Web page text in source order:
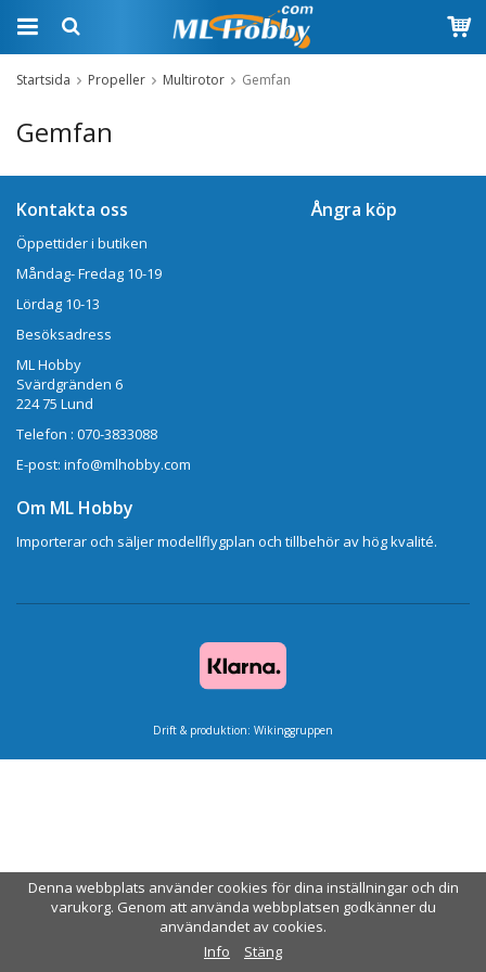
Startsida Propeller Multirotor Gemfan
Gemfan
Kontakta oss
Öppettider i butiken
Måndag- Fredag 10-19
Lördag 10-13
Besöksadress
ML Hobby
Svärdgränden 6
224 75 Lund
Telefon : 070-3833088
E-post: info@mlhobby.com
Ångra köp
Om ML Hobby
Importerar och säljer modellflygplan och tillbehör av hög kvalité.
Drift & produktion: Wikinggruppen
Denna webbplats använder cookies för dina inställningar och din
varukorg. Genom att använda webbplatsen godkänner du
användandet av cookies.
Info
Stäng